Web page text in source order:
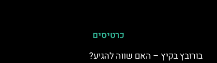
כרטיסים
בורובץ בקיץ – האם שווה להגיע?